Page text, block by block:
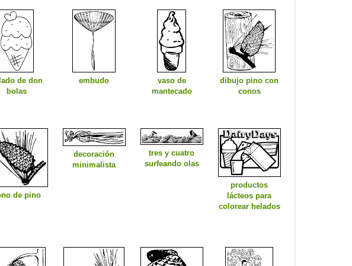
de don
bolas
embudo
vaso de
mantecado
dibujo pino con
conos
de pino
decoración
minimalista
tres y cuatro
surfeando olas
productos
lácteos para
colorear helados